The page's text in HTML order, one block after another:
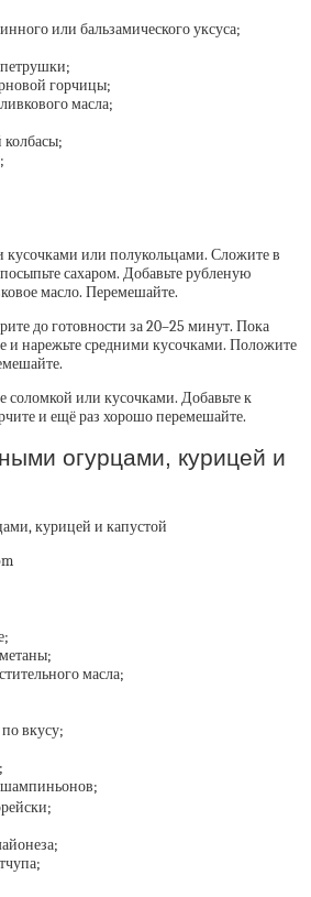
или бальзамического уксуса;
горчицы;
масла;
колбасы;
или полукольцами. Сложите в
сахаром. Добавьте рубленую
масло. Перемешайте.
до готовности за 20–25 минут. Пока
и нарежьте средними кусочками. Положите
соломкой или кусочками. Добавьте к
и ещё раз хорошо перемешайте.
огурцами, курицей и
масла;
вкусу;